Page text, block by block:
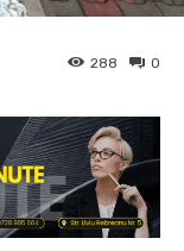
0
288